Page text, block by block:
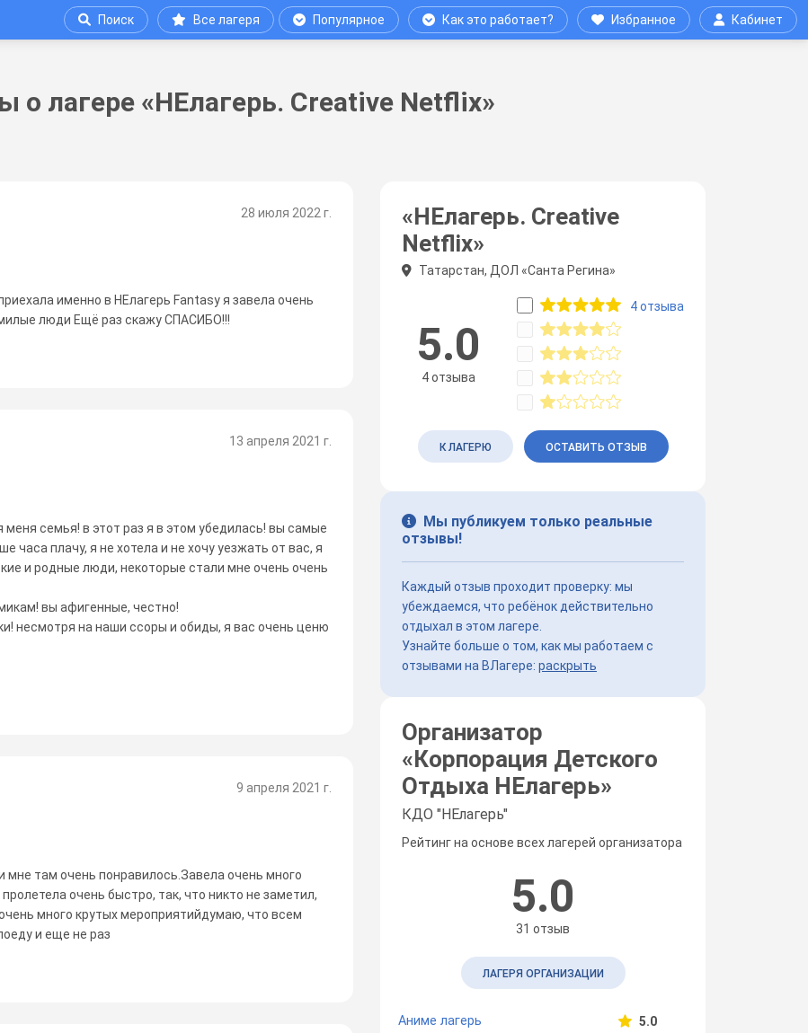
Поиск Все лагеря Популярное Как это работает? Избранное Кабинет
о лагере «НЕлагерь. Creative Netflix»
28 июля 2022 г.
именно в НЕлагерь Fantasy я завела очень
люди Ещё раз скажу СПАСИБО!!!
13 апреля 2021 г.
семья! в этот раз я в этом убедилась! вы самые
часа плачу, я не хотела и не хочу уезжать от вас, я
и родные люди, некоторые стали мне очень очень
вы афигенные, честно!
несмотря на наши ссоры и обиды, я вас очень ценю
9 апреля 2021 г.
мне там очень понравилось.Завела очень много
очень быстро, так, что никто не заметил,
много крутых мероприятийдумаю, что всем
и еще не раз
«НЕлагерь. Creative
Netflix»
Татарстан, ДОЛ «Санта Регина»
5.0
4 отзыва
4 отзыва
К ЛАГЕРЮ ОСТАВИТЬ ОТЗЫВ
Мы публикуем только реальные
отзывы!
Каждый отзыв проходит проверку: мы
убеждаемся, что ребёнок действительно
отдыхал в этом лагере.
Узнайте больше о том, как мы работаем с
отзывами на ВЛагере: раскрыть
Организатор
«Корпорация Детского
Отдыха НЕлагерь»
КДО "НЕлагерь"
Рейтинг на основе всех лагерей организатора
5.0
31 отзыв
ЛАГЕРЯ ОРГАНИЗАЦИИ
Аниме лагерь
5.0